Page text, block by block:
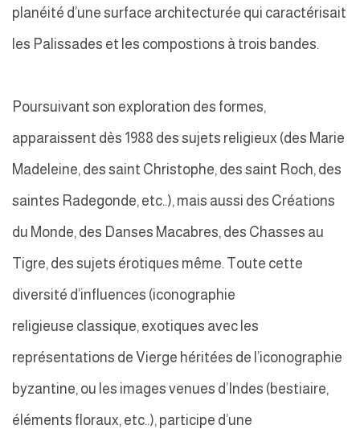
planéité d’une surface architecturée qui caractérisait
les Palissades et les compostions à trois bandes.
Poursuivant son exploration des formes,
apparaissent dès 1988 des sujets religieux (des Marie
Madeleine, des saint Christophe, des saint Roch, des
saintes Radegonde, etc..), mais aussi des Créations
du Monde, des Danses Macabres, des Chasses au
Tigre, des sujets érotiques même. Toute cette
diversité d’influences (iconographie
religieuse classique, exotiques avec les
représentations de Vierge héritées de l’iconographie
byzantine, ou les images venues d’Indes (bestiaire,
éléments floraux, etc..), participe d’une